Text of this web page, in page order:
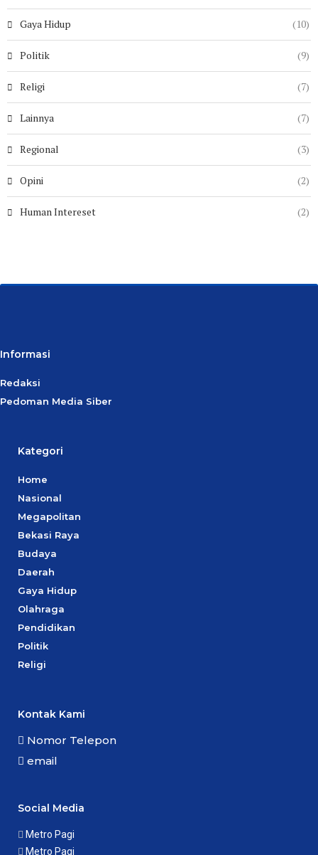
Gaya Hidup (10)
Politik (9)
Religi (7)
Lainnya (7)
Regional (3)
Opini (2)
Human Intereset (2)
Informasi
Redaksi
Pedoman Media Siber
Kategori
Home
Nasional
Megapolitan
Bekasi Raya
Budaya
Daerah
Gaya Hidup
Olahraga
Pendidikan
Politik
Religi
Kontak Kami
Nomor Telepon
email
Social Media
Metro Pagi
Metro Pagi